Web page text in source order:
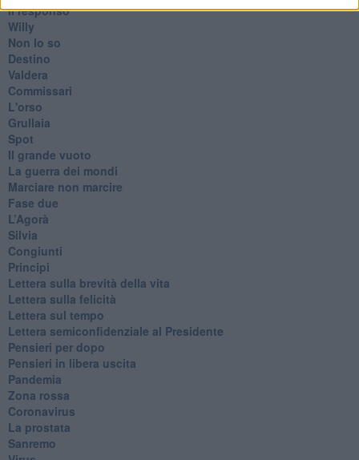
​Il responso
Willy
Non lo so
Destino
Valdera
Commissari
L'orso
Grullaia
Spot
​Il grande vuoto
​La guerra dei mondi
Marciare non marcire
Fase due
L’Agorà
Silvia
Congiunti
Principi
​Lettera sulla brevità della vita
​Lettera sulla felicità
​Lettera sul tempo
Lettera semiconfidenziale al Presidente
Pensieri per dopo
​Pensieri in libera uscita
Pandemia
Zona rossa
Coronavirus
La prostata
Sanremo